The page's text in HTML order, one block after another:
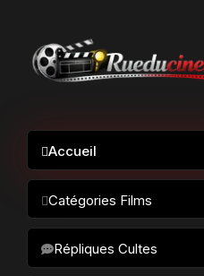
Accueil
Catégories Films
Science-fiction
Répliques Cultes